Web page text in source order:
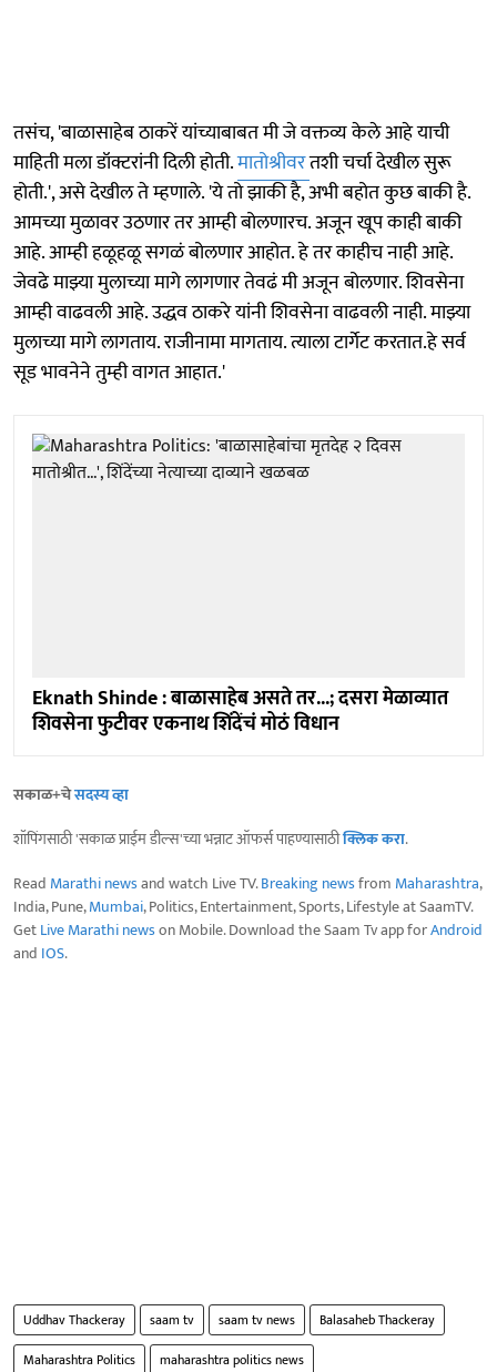
तसंच, 'बाळासाहेब ठाकरें यांच्याबाबत मी जे वक्तव्य केले आहे याची
माहिती मला डॉक्टरांनी दिली होती.मातोश्रीवरतशी चर्चा देखील सुरू
होती.', असे देखील ते म्हणाले. 'ये तो झाकी है, अभी बहोत कुछ बाकी है.
आमच्या मुळावर उठणार तर आम्ही बोलणारच. अजून खूप काही बाकी
आहे. आम्ही हळूहळू सगळं बोलणार आहोत. हे तर काहीच नाही आहे.
जेवढे माझ्या मुलाच्या मागे लागणार तेवढं मी अजून बोलणार. शिवसेना
आम्ही वाढवली आहे. उद्धव ठाकरे यांनी शिवसेना वाढवली नाही. माझ्या
मुलाच्या मागे लागताय. राजीनामा मागताय. त्याला टार्गेट करतात.हे सर्व
सूड भावनेने तुम्ही वागत आहात.'
Eknath Shinde : बाळासाहेब असते तर...; दसरा मेळाव्यात
शिवसेना फुटीवर एकनाथ शिंदेंचं मोठं विधान
सकाळ+चेसदस्य व्हा
शॉपिंगसाठी 'सकाळ प्राईम डील्स'च्या भन्नाट ऑफर्स पाहण्यासाठीक्लिक करा.
Read Marathi newsand watch Live TV.Breaking newsfrom Maharashtra,
India, Pune,Mumbai, Politics, Entertainment, Sports, Lifestyle at SaamTV.
GetLive Marathi newson Mobile. Download the Saam Tv app forAndroid
and IOS.
Uddhav Thackeray saam tv saam tv news
Balasaheb Thackeray
Maharashtra Politics
maharashtra politics news